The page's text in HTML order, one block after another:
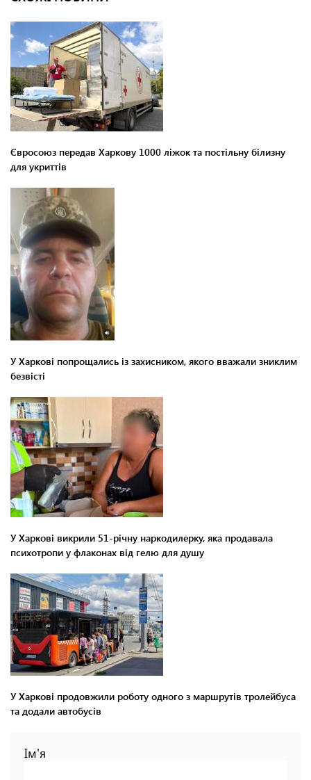
Євросоюз передав Харкову 1000 ліжок та постільну білизну
для укриттів
У Харкові попрощались із захисником, якого вважали зниклим
безвісті
У Харкові викрили 51-річну наркодилерку, яка продавала
психотропи у флаконах від гелю для душу
У Харкові продовжили роботу одного з маршрутів тролейбуса
та додали автобусів
Ім'я